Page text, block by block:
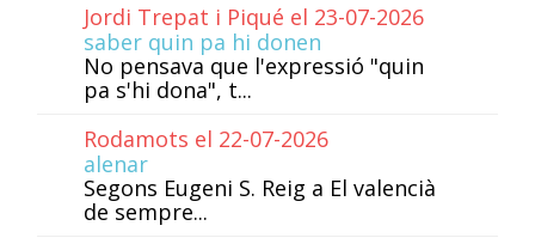
Jordi Trepat i Piqué el 23-07-2026
saber quin pa hi donen
No pensava que l'expressió "quin
pa s'hi dona", t...
Rodamots el 22-07-2026
alenar
Segons Eugeni S. Reig a El valencià
de sempre...